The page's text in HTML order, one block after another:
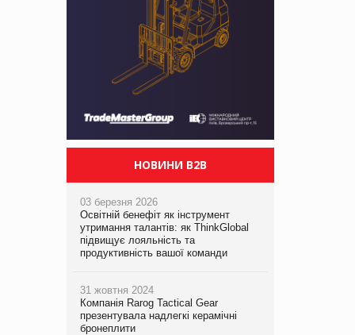
НОВИНИ B2B
03 березня 2026
Освітній бенефіт як інструмент
утримання талантів: як ThinkGlobal
підвищує лояльність та
продуктивність вашої команди
31 жовтня 2024
Компанія Rarog Tactical Gear
презентувала надлегкі керамічні
бронеплити